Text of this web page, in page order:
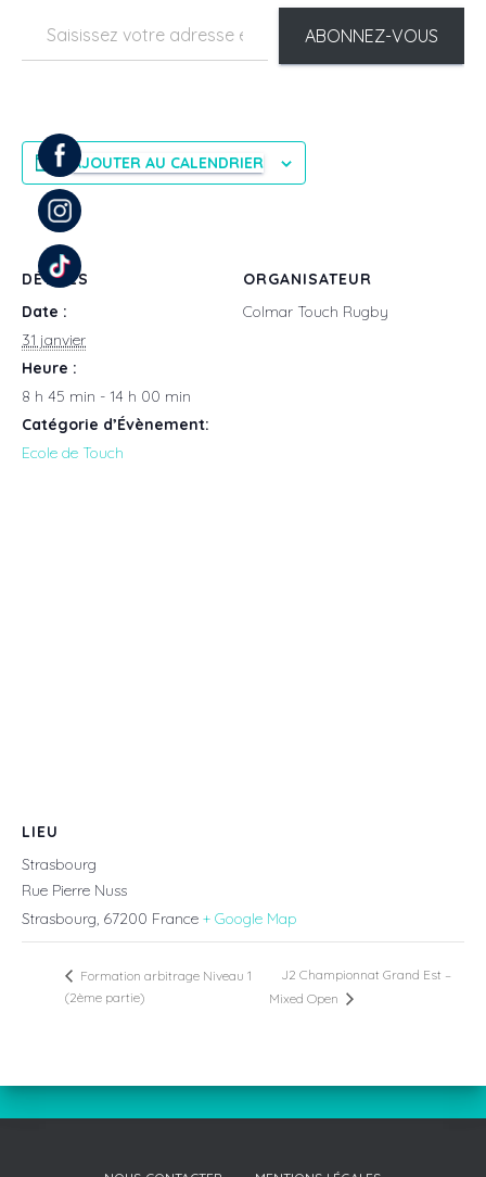
ABONNEZ-VOUS
AJOUTER AU CALENDRIER
DÉTAILS
Date :
31 janvier
Heure :
8 h 45 min - 14 h 00 min
Catégorie d’Évènement:
Ecole de Touch
ORGANISATEUR
Colmar Touch Rugby
LIEU
Strasbourg
Rue Pierre Nuss
Strasbourg, 67200 France + Google Map
Formation arbitrage Niveau 1
(2ème partie)
J2 Championnat Grand Est –
Mixed Open